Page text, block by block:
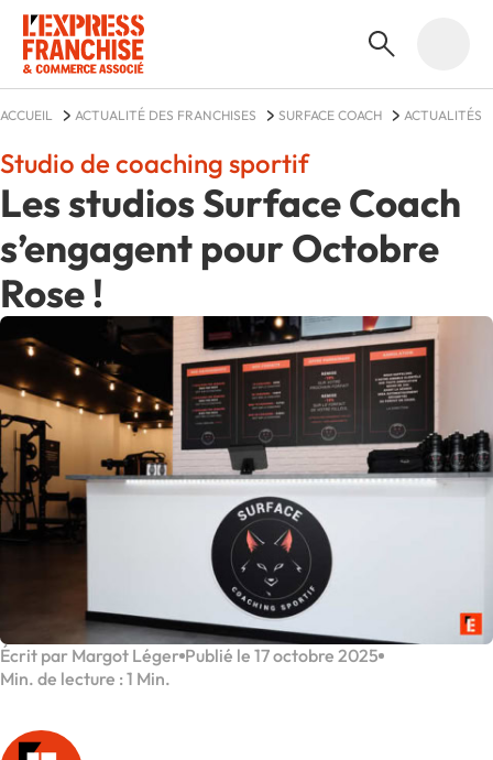
ACCUEIL ACTUALITÉ DES FRANCHISES SURFACE COACH ACTUALITÉS
Les studios Surface Coach
s’engagent pour Octobre
Rose !
Studio de coaching sportif
Écrit par Margot Léger Publié le 17 octobre 2025
Min. de lecture : 1 Min.